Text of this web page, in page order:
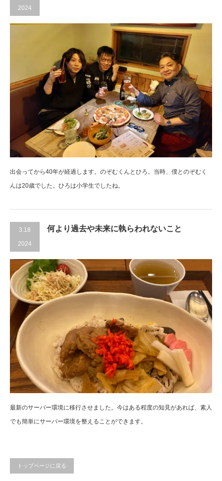
2024
出会ってから40年が経過します。のぞむくんとひろ。当時、僕とのぞむく
んは20歳でした。ひろは小学生でしたね。
3.18
2024
何より過去や未来に執らわれないこと
最新のサーバー環境に移行させました。今はある程度の知見があれば、素人
でも簡単にサーバー環境を整えることができます。
トップページに戻る